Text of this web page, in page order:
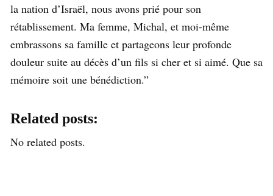
la nation d’Israël, nous avons prié pour son
rétablissement. Ma femme, Michal, et moi-même
embrassons sa famille et partageons leur profonde
douleur suite au décès d’un fils si cher et si aimé. Que sa
mémoire soit une bénédiction.”
Related posts:
No related posts.